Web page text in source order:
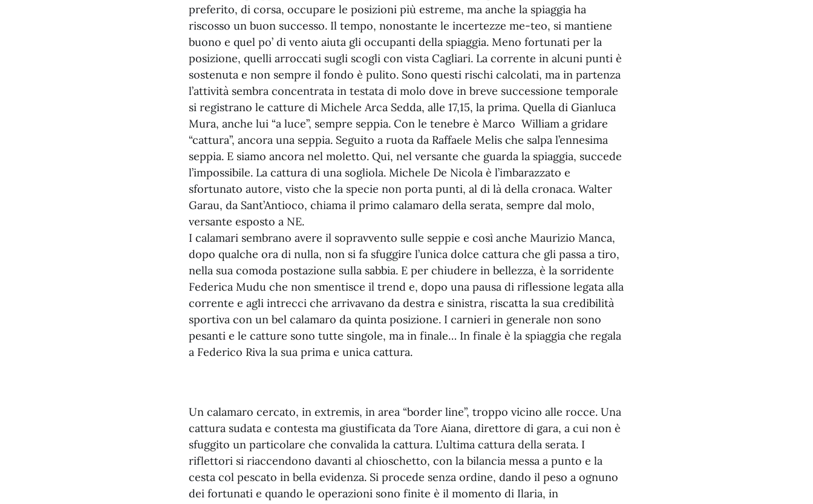
preferito, di corsa, occupare le posizioni più estreme, ma anche la spiaggia ha
riscosso un buon successo. Il tempo, nonostante le incertezze me-teo, si mantiene
buono e quel po’ di vento aiuta gli occupanti della spiaggia. Meno fortunati per la
posizione, quelli arroccati sugli scogli con vista Cagliari. La corrente in alcuni punti è
sostenuta e non sempre il fondo è pulito. Sono questi rischi calcolati, ma in partenza
l’attività sembra concentrata in testata di molo dove in breve successione temporale
si registrano le catture di Michele Arca Sedda, alle 17,15, la prima. Quella di Gianluca
Mura, anche lui “a luce”, sempre seppia. Con le tenebre è Marco William a gridare
“cattura”, ancora una seppia. Seguito a ruota da Raffaele Melis che salpa l’ennesima
seppia. E siamo ancora nel moletto. Qui, nel versante che guarda la spiaggia, succede
l’impossibile. La cattura di una sogliola. Michele De Nicola è l’imbarazzato e
sfortunato autore, visto che la specie non porta punti, al di là della cronaca. Walter
Garau, da Sant’Antioco, chiama il primo calamaro della serata, sempre dal molo,
versante esposto a NE.
I calamari sembrano avere il sopravvento sulle seppie e così anche Maurizio Manca,
dopo qualche ora di nulla, non si fa sfuggire l’unica dolce cattura che gli passa a tiro,
nella sua comoda postazione sulla sabbia. E per chiudere in bellezza, è la sorridente
Federica Mudu che non smentisce il trend e, dopo una pausa di riflessione legata alla
corrente e agli intrecci che arrivavano da destra e sinistra, riscatta la sua credibilità
sportiva con un bel calamaro da quinta posizione. I carnieri in generale non sono
pesanti e le catture sono tutte singole, ma in finale… In finale è la spiaggia che regala
a Federico Riva la sua prima e unica cattura.
Un calamaro cercato, in extremis, in area “border line”, troppo vicino alle rocce. Una
cattura sudata e contesta ma giustificata da Tore Aiana, direttore di gara, a cui non è
sfuggito un particolare che convalida la cattura. L’ultima cattura della serata. I
riflettori si riaccendono davanti al chioschetto, con la bilancia messa a punto e la
cesta col pescato in bella evidenza. Si procede senza ordine, dando il peso a ognuno
dei fortunati e quando le operazioni sono finite è il momento di Ilaria, in